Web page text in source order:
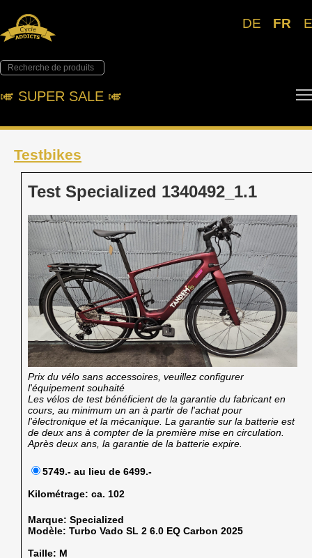
DE FR
🎺︎ SUPER SALE 🎺︎
Testbikes
Test Specialized 1340492_1.1
Prix du vélo sans accessoires, veuillez configurer
l'équipement souhaité
Les vélos de test bénéficient de la garantie du fabricant en
cours, au minimum un an à partir de l'achat pour
l'électronique et la mécanique. La garantie sur la batterie est
de deux ans à compter de la première mise en circulation.
Après deux ans, la garantie de la batterie expire.
5749.- au lieu de 6499.-
Kilométrage: ca. 102
Marque:Specialized
Modèle:Turbo Vado SL 2 6.0 EQ Carbon 2025
Taille: M